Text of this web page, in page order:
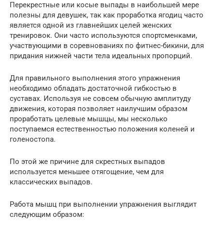
Перекрестные или косые выпады в наибольшей мере
полезны для девушек, так как проработка ягодиц часто
является одной из главнейших целей женских
тренировок. Они часто используются спортсменками,
участвующими в соревнованиях по фитнес-бикини, для
придания нижней части тела идеальных пропорций.
Для правильного выполнения этого упражнения
необходимо обладать достаточной гибкостью в
суставах. Используя не совсем обычную амплитуду
движения, которая позволяет наилучшим образом
проработать целевые мышцы, мы несколько
поступаемся естественностью положения коленей и
голеностопа.
По этой же причине для скрестных выпадов
используется меньшее отягощение, чем для
классических выпадов.
Работа мышц при выполнении упражнения выглядит
следующим образом: